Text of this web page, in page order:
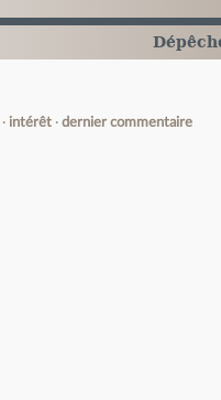
intérêt dernier commentaire